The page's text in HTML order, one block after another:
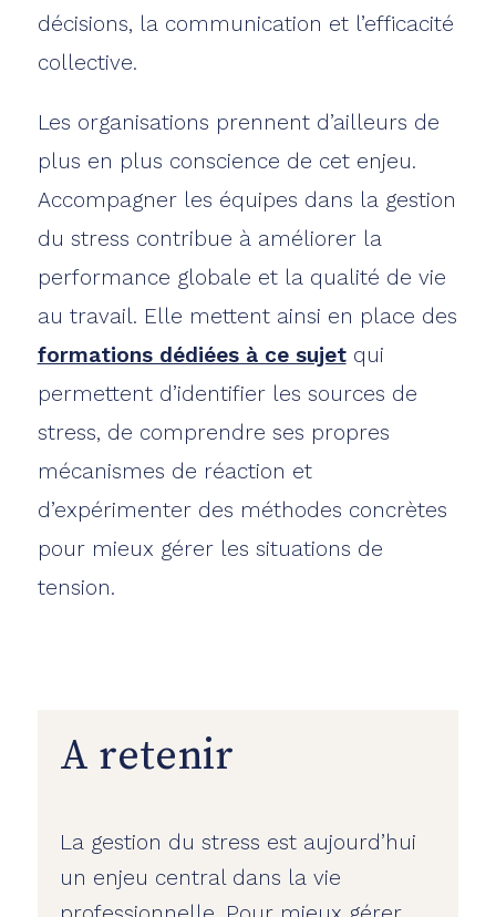
décisions, la communication et l’efficacité
collective.
Les organisations prennent d’ailleurs de
plus en plus conscience de cet enjeu.
Accompagner les équipes dans la gestion
du stress contribue à améliorer la
performance globale et la qualité de vie
au travail. Elle mettent ainsi en place des
formations dédiées à ce sujetqui
permettent d’identifier les sources de
stress, de comprendre ses propres
mécanismes de réaction et
d’expérimenter des méthodes concrètes
pour mieux gérer les situations de
tension.
A retenir
La gestion du stress est aujourd’hui
un enjeu central dans la vie